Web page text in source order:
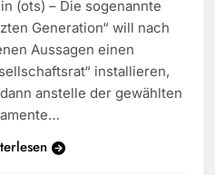
(ots) – Die sogenannte
Generation“ will nach
Aussagen einen
installieren,
anstelle der gewählten